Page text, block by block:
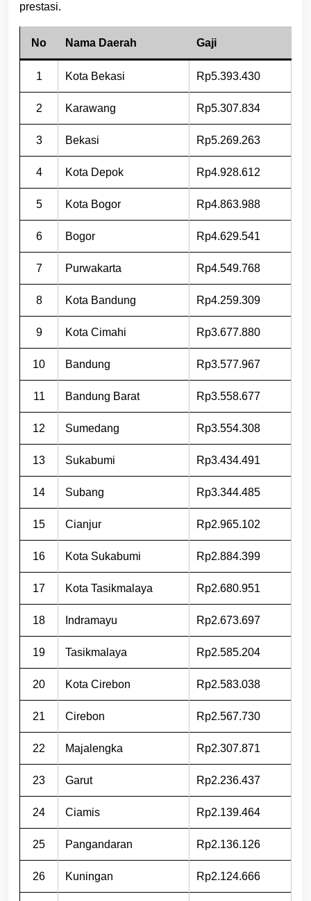
prestasi.
No Nama Daerah Gaji
1 Kota Bekasi Rp5.393.430
2 Karawang Rp5.307.834
3 Bekasi Rp5.269.263
4 Kota Depok Rp4.928.612
5 Kota Bogor Rp4.863.988
6 Bogor Rp4.629.541
7 Purwakarta Rp4.549.768
8 Kota Bandung Rp4.259.309
9 Kota Cimahi Rp3.677.880
10 Bandung Rp3.577.967
11 Bandung Barat Rp3.558.677
12 Sumedang Rp3.554.308
13 Sukabumi Rp3.434.491
14 Subang Rp3.344.485
15 Cianjur Rp2.965.102
16 Kota Sukabumi Rp2.884.399
17 Kota Tasikmalaya Rp2.680.951
18 Indramayu Rp2.673.697
19 Tasikmalaya Rp2.585.204
20 Kota Cirebon Rp2.583.038
21 Cirebon Rp2.567.730
22 Majalengka Rp2.307.871
23 Garut Rp2.236.437
24 Ciamis Rp2.139.464
25 Pangandaran Rp2.136.126
26 Kuningan Rp2.124.666